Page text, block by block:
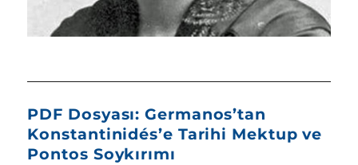
PDF Dosyası: Germanos’tan
Konstantinidés’e Tarihi Mektup ve
Pontos Soykırımı